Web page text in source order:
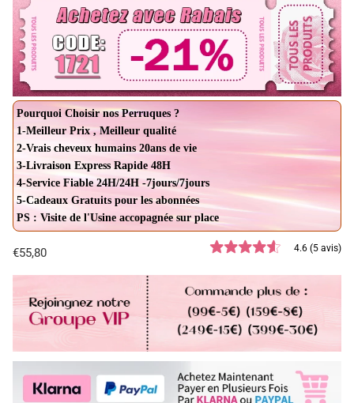
Pourquoi Choisir nos Perruques ?
1-Meilleur Prix , Meilleur qualité
2-Vrais cheveux humains 20ans de vie
3-Livraison Express Rapide 48H
4-Service Fiable 24H/24H -7jours/7jours
5-Cadeaux Gratuits pour les abonnées
PS : Visite de l'Usine accopagnée sur place
€55,80 4.6 (5 avis)